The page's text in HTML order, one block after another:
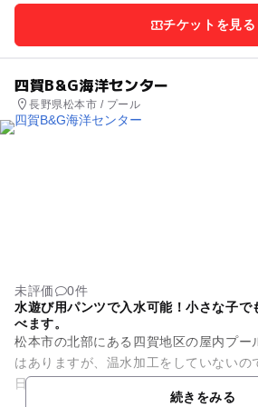
チケットを見る
四賀B&G海洋センター
長野県松本市 / プール
未評価
0件
水遊び用パンツで入水可能！小さな子で
べます。
松本市の北部にある四賀地区の屋内プー
はありますが、温水加工をしていないの
日曜日～9月第2日曜日までになりますの
続きをみる